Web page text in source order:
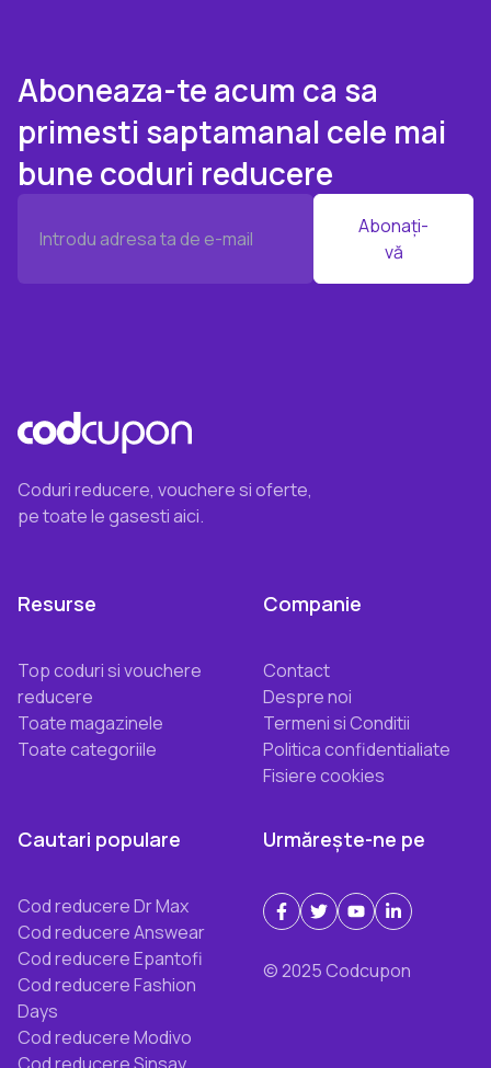
Aboneaza-te acum ca sa
primesti saptamanal cele mai
bune coduri reducere
Abonați-
vă
Coduri reducere, vouchere si oferte,
pe toate le gasesti aici.
Resurse
Top coduri si vouchere
reducere
Toate magazinele
Toate categoriile
Companie
Contact
Despre noi
Termeni si Conditii
Politica confidentialiate
Fisiere cookies
Cautari populare
Cod reducere Dr Max
Cod reducere Answear
Cod reducere Epantofi
Cod reducere Fashion
Days
Cod reducere Modivo
Urmărește-ne pe
© 2025 Codcupon